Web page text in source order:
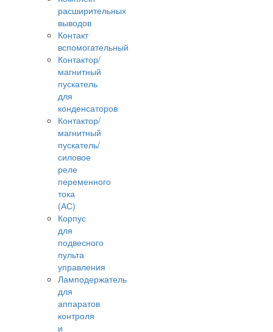
расширительных
выводов
Контакт
вспомогательный
Контактор/
магнитный
пускатель
для
конденсаторов
Контактор/
магнитный
пускатель/
силовое
реле
переменного
тока
(АС)
Корпус
для
подвесного
пульта
управления
Ламподержатель
для
аппаратов
контроля
и